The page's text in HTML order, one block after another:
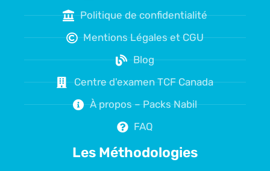
Politique de confidentialité
Mentions Légales et CGU
Blog
Centre d'examen TCF Canada
À propos – Packs Nabil
FAQ
Les Méthodologies